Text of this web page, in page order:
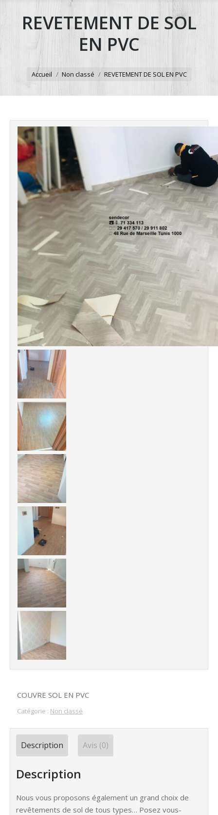
REVETEMENT DE SOL
EN PVC
Accueil Non classé REVETEMENT DE SOL EN PVC
COUVRE SOL EN PVC
Catégorie : Non classé
Description Avis (0)
Description
Nous vous proposons également un grand choix de
revêtements de sol de tous types… Posez vous-